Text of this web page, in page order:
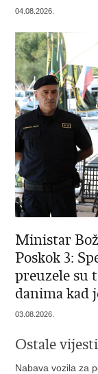
04.08.2026.
Ministar
Poskok 3:
preuzele su
danima kad
03.08.2026.
Ostale vijesti
Nabava vozila za